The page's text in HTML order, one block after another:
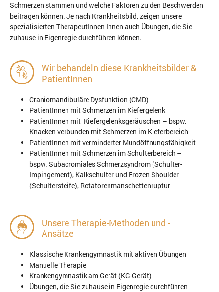
Schmerzen stammen und welche Faktoren zu den Beschwerden
beitragen können. Je nach Krankheitsbild, zeigen unsere
spezialisierten TherapeutInnen Ihnen auch Übungen, die Sie
zuhause in Eigenregie durchführen können.
Wir behandeln diese Krankheitsbilder &
PatientInnen
Craniomandibuläre Dysfunktion (CMD)
PatientInnen mit Schmerzen im Kiefergelenk
PatientInnen mit Kiefergelenksgeräuschen – bspw.
Knacken verbunden mit Schmerzen im Kieferbereich
PatientInnen mit verminderter Mundöffnungsfähigkeit
PatientInnen mit Schmerzen im Schulterbereich –
bspw. Subacromiales Schmerzsyndrom (Schulter-
Impingement), Kalkschulter und Frozen Shoulder
(Schultersteife), Rotatorenmanschettenruptur
Unsere Therapie-Methoden und -
Ansätze
Klassische Krankengymnastik mit aktiven Übungen
Manuelle Therapie
Krankengymnastik am Gerät (KG-Gerät)
Übungen, die Sie zuhause in Eigenregie durchführen